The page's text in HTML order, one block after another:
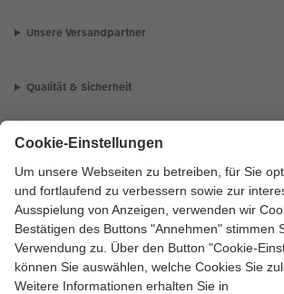
Unsere Versandpartner
Qualität & Sicherheit
Zertifizierungen & Initiativen
CEWE Fotowelt
Sortiment